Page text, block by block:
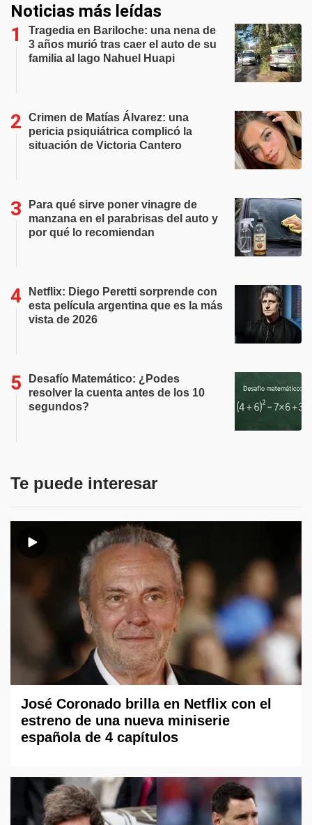
Noticias más leídas
Tragedia en Bariloche: una nena de
3 años murió tras caer el auto de su
familia al lago Nahuel Huapi
Crimen de Matías Álvarez: una
pericia psiquiátrica complicó la
situación de Victoria Cantero
Para qué sirve poner vinagre de
manzana en el parabrisas del auto y
por qué lo recomiendan
Netflix: Diego Peretti sorprende con
esta película argentina que es la más
vista de 2026
Desafío Matemático: ¿Podes
resolver la cuenta antes de los 10
segundos?
Te puede interesar
José Coronado brilla en Netflix con el
estreno de una nueva miniserie
española de 4 capítulos